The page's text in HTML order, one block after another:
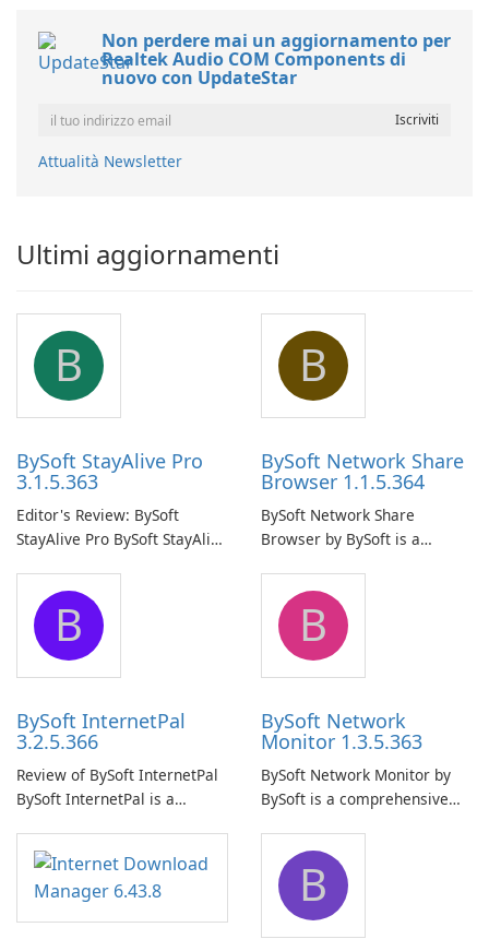
Non perdere mai un aggiornamento per
Realtek Audio COM Components di
nuovo con UpdateStar
Attualità Newsletter
Ultimi aggiornamenti
B
BySoft StayAlive Pro
3.1.5.363
Editor's Review: BySoft
StayAlive Pro BySoft StayAlive
application designed to
ensure the continuous and
uninterrupted operation of
your computer system.
B
BySoft Network Share
Browser 1.1.5.364
BySoft Network Share
Browser by BySoft is a
application that allows users
to easily browse and manage
shared folders on their
network.
B
BySoft InternetPal
3.2.5.366
Review of BySoft InternetPal
BySoft InternetPal is a
application designed to
monitor your internet
connection and provide real-
time insights into its
B
BySoft Network
Monitor 1.3.5.363
BySoft Network Monitor by
BySoft is a comprehensive
designed to help businesses
effectively manage their
network infrastructure.
B